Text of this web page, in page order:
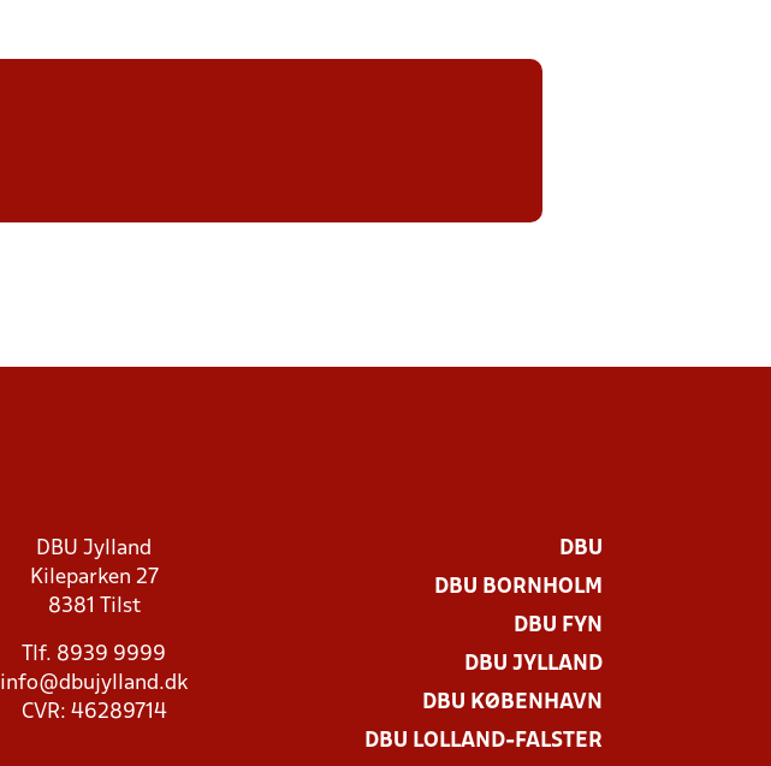
DBU Jylland
Kileparken 27
8381 Tilst
Tlf. 8939 9999
info@dbujylland.dk
CVR: 46289714
DBU
DBU BORNHOLM
DBU FYN
DBU JYLLAND
DBU KØBENHAVN
DBU LOLLAND-FALSTER